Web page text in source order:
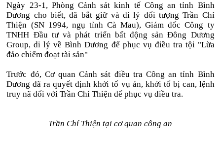
Ngày 23-1, Phòng Cảnh sát kinh tế Công an tỉnh Bình
Dương cho biết, đã bắt giữ và di lý đối tượng Trần Chí
Thiện (SN 1994, ngụ tỉnh Cà Mau), Giám đốc Công ty
TNHH Đầu tư và phát triển bất động sản Đông Dương
Group, di lý về Bình Dương để phục vụ điều tra tội "Lừa
đảo chiếm đoạt tài sản"
Trước đó, Cơ quan Cảnh sát điều tra Công an tỉnh Bình
Dương đã ra quyết định khởi tố vụ án, khởi tố bị can, lệnh
truy nã đối với Trần Chí Thiện để phục vụ điều tra.
Trần Chí Thiện tại cơ quan công an